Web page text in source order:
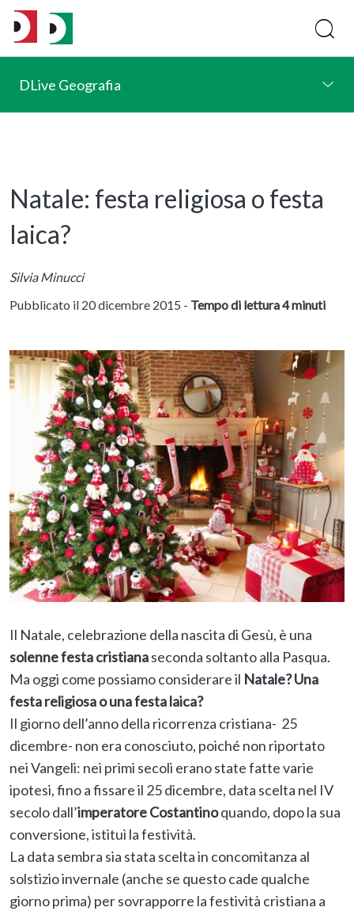
DLive Geografia
Natale: festa religiosa o festa
laica?
Silvia Minucci
Pubblicato il 20 dicembre 2015 - Tempo di lettura 4 minuti
Il Natale, celebrazione della nascita di Gesù, è una
solenne festa cristianaseconda soltanto alla Pasqua.
Ma oggi come possiamo considerare il Natale? Una
festa religiosa o una festa laica?
Il giorno dell’anno della ricorrenza cristiana- 25
dicembre- non era conosciuto, poiché non riportato
nei Vangeli: nei primi secoli erano state fatte varie
ipotesi, fino a fissare il 25 dicembre, data scelta nel IV
secolo dall’imperatore Costantinoquando, dopo la sua
conversione, istituì la festività.
La data sembra sia stata scelta in concomitanza al
solstizio invernale (anche se questo cade qualche
giorno prima) per sovrapporre la festività cristiana a